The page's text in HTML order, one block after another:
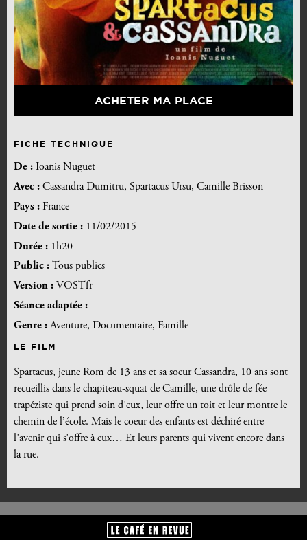
ACHETER MA PLACE
FICHE TECHNIQUE
De : Ioanis Nuguet
Avec : Cassandra Dumitru, Spartacus Ursu, Camille Brisson
Pays : France
Date de sortie : 11/02/2015
Durée : 1h20
Public : Tous publics
Version : VOSTfr
Séance adaptée :
Genre :Aventure, Documentaire, Famille
LE FILM
Spartacus, jeune Rom de 13 ans et sa soeur Cassandra, 10 ans sont
recueillis dans le chapiteau-squat de Camille, une drôle de fée
trapéziste qui prend soin d’eux, leur offre un toit et leur montre le
chemin de l’école. Mais le coeur des enfants est déchiré entre
l’avenir qui s’offre à eux… Et leurs parents qui vivent encore dans
la rue.